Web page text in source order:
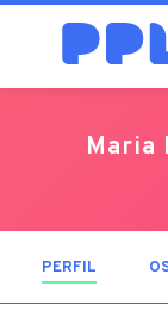
Maria
PERFIL